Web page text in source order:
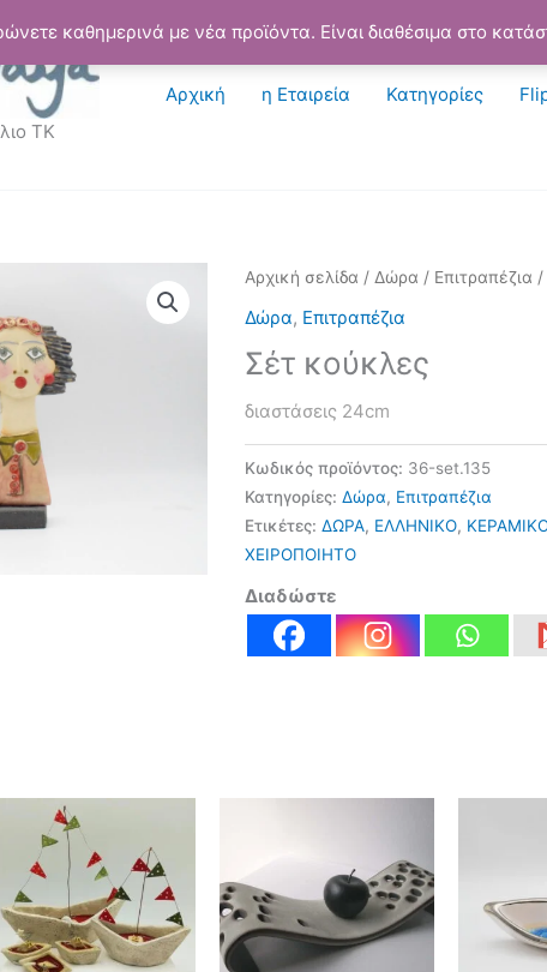
καθημερινά με νέα προϊόντα. Είναι διαθέσιμα στο
ΤΚ
Αρχική η Εταιρεία Κατηγορίες
Αρχική σελίδα / Δώρα / Επιτραπέζια /
Δώρα, Επιτραπέζια
Σέτ κούκλες
διαστάσεις 24cm
Κωδικός προϊόντος: 36-set.135
Κατηγορίες: Δώρα, Επιτραπέζια
Ετικέτες: ΔΩΡΑ, ΕΛΛΗΝΙΚΟ,
ΧΕΙΡΟΠΟΙΗΤΟ
Διαδώστε